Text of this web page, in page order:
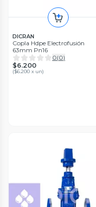
DICRAN
Copla Hdpe Electrofusión
63mm Pn16
0(0)
$6.200
($6.200 x un)